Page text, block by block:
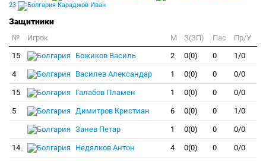
23
Караджов Иван
Защитники
№ Игрок M З(ЗП) Пас
Пр/У
15
Божиков Василь 2 0(0) 0 1/0
4 Василев Александар 1 0(0) 0 0/0
15 Галабов Пламен 1 0(0) 0 0/0
5 Димитров Кристиан 6 0(0) 0 1/0
Занев Петар 1 0(0) 0 0/0
14 Недялков Антон 4 0(0) 0 0/0